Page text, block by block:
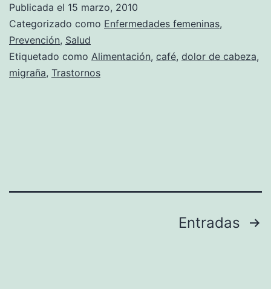
migraña
Publicada el 15 marzo, 2010
Categorizado como Enfermedades femeninas,
Prevención, Salud
Etiquetado como Alimentación, café, dolor de cabeza,
migraña, Trastornos
Entradas